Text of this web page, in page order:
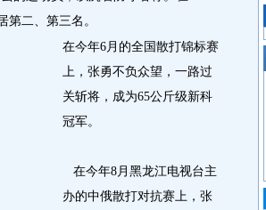
二、第三名。
在今年6月的全国散打锦标赛
上，张勇不负众望，一路过
关斩将，成为65公斤级新科
冠军。
在今年8月黑龙江电视台主
办的中俄散打对抗赛上，张